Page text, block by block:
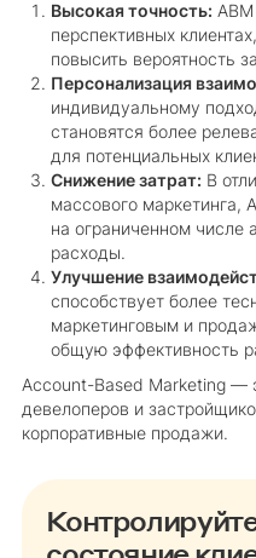
Высокая точность:
перспективных
повысить вероятность
Персонализация
индивидуальному
становятся более
для потенциальных
Снижение затрат: В
массового маркетинга,
на ограниченном числе
расходы.
Улучшение
способствует более
маркетинговым и
общую эффективность
Account-Based Marketing —
девелоперов и
корпоративные продажи.